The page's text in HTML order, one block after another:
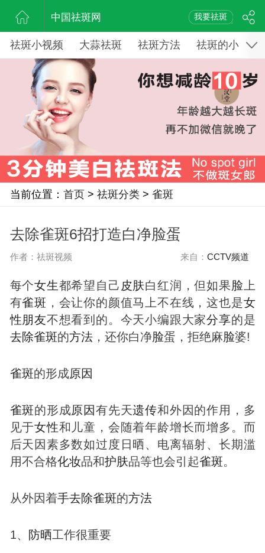
中国祛斑网 我要祛斑
祛斑小视频 大蒜祛斑 祛斑方法 祛斑的小窍门
当前位置： 首页> 祛斑分类> 雀斑
去除雀斑6招打造白净脸蛋
作者：祛斑视频 来自： CCTV频道
每个女生都希望自己 皮肤白红润，但如果脸 上
有雀斑 ，会让你的颜值马上不在线，这也是女
性朋友不想看到的。今天小编跟大家分享的是
去除雀斑的方法，还你白净脸蛋，拒绝麻脸婆!
雀斑的形成原因
雀斑的形成原因有先天遗传和外因的作用，多
见于女性和儿童，会随着年龄增长而增多。而
后天因素多数如过度日晒、电离辐射、长期滥
用不合格化妆品和护肤品等也会引起雀斑。
从外因着手去除雀斑的方法
1、 防晒工作很重要